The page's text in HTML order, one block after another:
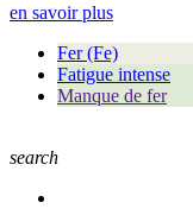
en savoir plus
Fer (Fe)
Fatigue intense
Manque de fer
search